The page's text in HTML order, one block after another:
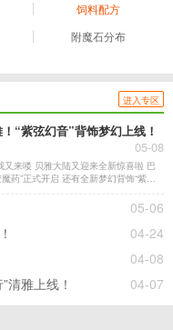
饲料配方
附魔石分布
进入专区
“紫弦幻音”背饰梦幻上线！
05-08
有全新梦幻背饰“紫弦
05-06
04-24
04-08
04-07
清雅上线！